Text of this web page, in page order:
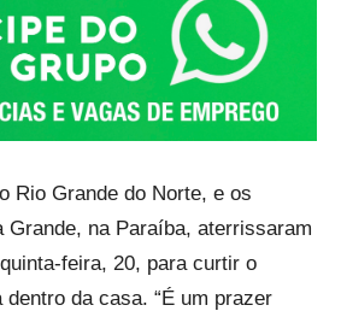
Rio Grande do Norte, e os
Grande, na Paraíba, aterrissaram
feira, 20, para curtir o
da casa. “É um prazer